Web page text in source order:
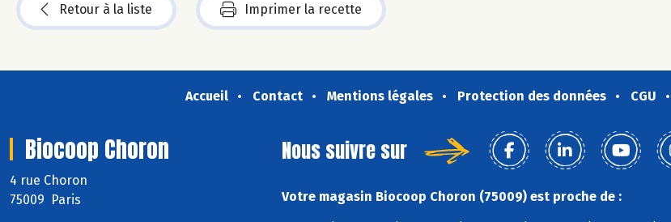
Retour à la liste Imprimer la recette
Accueil Contact Mentions légales Protection des données CGU
Biocoop Choron
4 rue Choron
75009 Paris
Nous suivre sur
Votre magasin Biocoop Choron (75009) est proche de :